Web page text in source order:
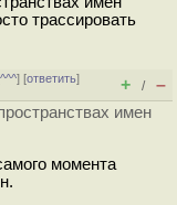
трассировать
^^^] [ответить]
+ / –
имен
момента